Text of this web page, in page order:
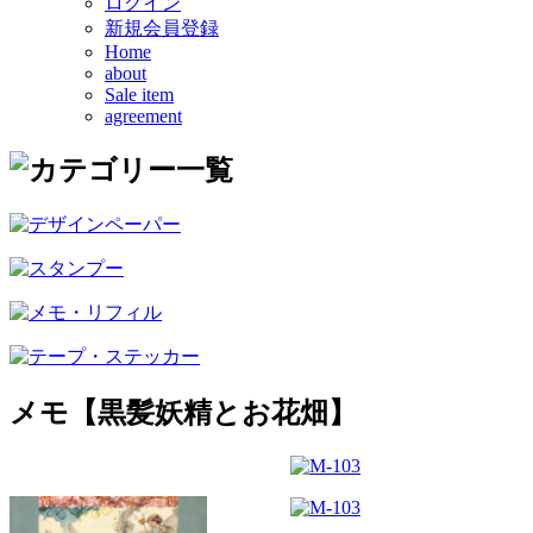
新規会員登録
Home
about
Sale item
agreement
メモ【黒髪妖精とお花畑】